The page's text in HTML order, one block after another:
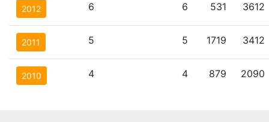
2012 6 6 531 3612
2011 5 5 1719 3412
2010 4 4 879 2090